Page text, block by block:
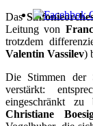
Das
Leitung von
trotzdem
Valentin Vassilev)
Die Stimmen der
verstärkt:
eingeschränkt
Christiane